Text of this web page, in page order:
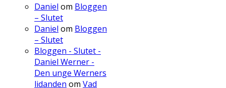
Daniel om Bloggen
– Slutet
Daniel om Bloggen
– Slutet
Bloggen - Slutet -
Daniel Werner -
Den unge Werners
lidanden om Vad